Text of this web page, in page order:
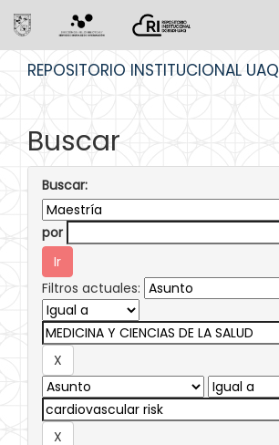
REPOSITORIO INSTITUCIONAL UAQ
Buscar
Buscar:
por
Filtros actuales: